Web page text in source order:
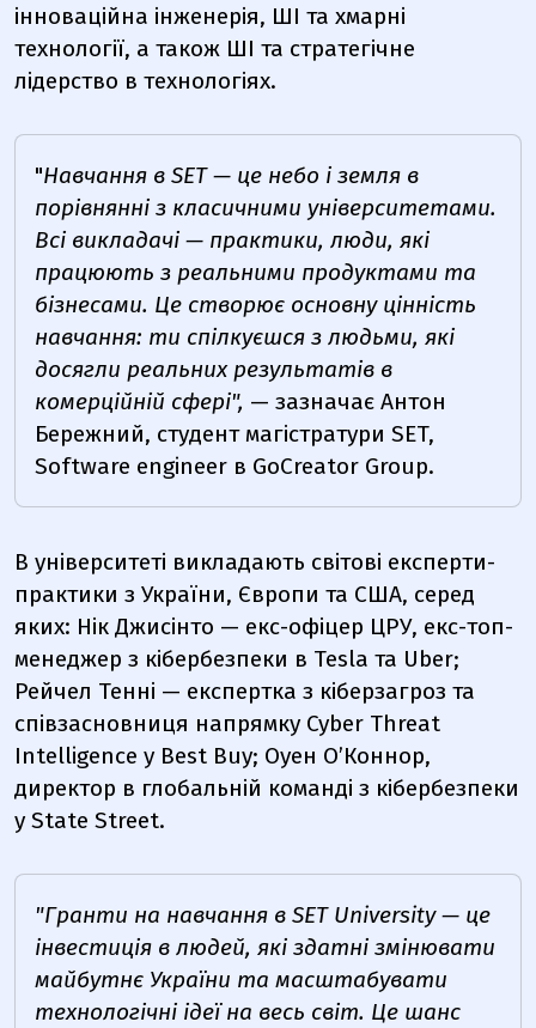
інноваційна інженерія, ШІ та хмарні
технології, а також ШІ та стратегічне
лідерство в технологіях.
"Навчання в SET — це небо і земля в
порівнянні з класичними університетами.
Всі викладачі — практики, люди, які
працюють з реальними продуктами та
бізнесами. Це створює основну цінність
навчання: ти спілкуєшся з людьми, які
досягли реальних результатів в
комерційній сфері", — зазначає Антон
Бережний, студент магістратури SET,
Software engineer в GoCreator Group.
В університеті викладають світові експерти-
практики з України, Європи та США, серед
яких: Нік Джисінто — екс-офіцер ЦРУ, екс-топ-
менеджер з кібербезпеки в Tesla та Uber;
Рейчел Тенні — експертка з кіберзагроз та
співзасновниця напрямку Cyber Threat
Intelligence у Best Buy; Оуен ОʼКоннор,
директор в глобальній команді з кібербезпеки
у State Street.
"Гранти на навчання в SET University — це
інвестиція в людей, які здатні змінювати
майбутнє України та масштабувати
технологічні ідеї на весь світ. Це шанс